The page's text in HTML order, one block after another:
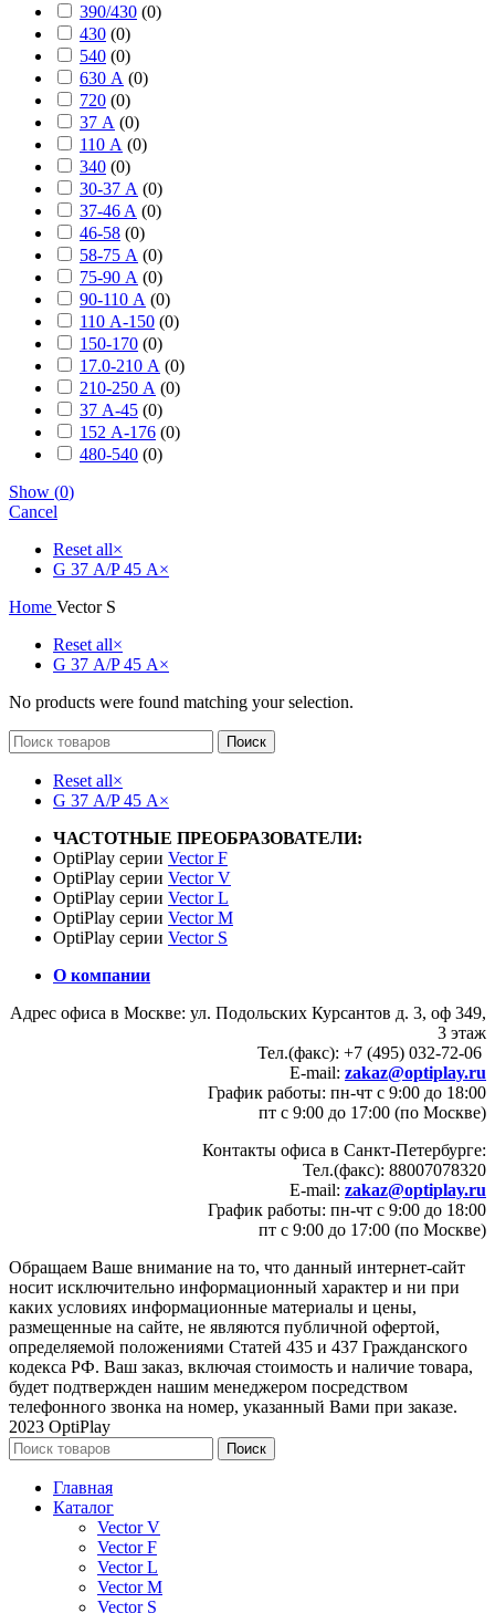
390/430 (0)
430 (0)
540 (0)
630 А (0)
720 (0)
37 А (0)
110 А (0)
340 (0)
30-37 А (0)
37-46 A (0)
46-58 (0)
58-75 А (0)
75-90 А (0)
90-110 А (0)
110 А-150 (0)
150-170 (0)
17.0-210 А (0)
210-250 А (0)
37 А-45 (0)
152 А-176 (0)
480-540 (0)
Show (0)
Cancel
Reset all×
G 37 А/P 45 А×
Home Vector S
Reset all×
G 37 А/P 45 А×
No products were found matching your selection.
Поиск
Reset all×
G 37 А/P 45 А×
ЧАСТОТНЫЕ ПРЕОБРАЗОВАТЕЛИ:
OptiPlay серии Vector F
OptiPlay серии Vector V
OptiPlay серии Vector L
OptiPlay серии Vector M
OptiPlay серии Vector S
О компании
Адрес офиса в Москве: ул. Подольских Курсантов д. 3, оф 349,
3 этаж
Тел.(факс): +7 (495) 032-72-06
E-mail: zakaz@optiplay.ru
График работы: пн-чт с 9:00 до 18:00
пт с 9:00 до 17:00 (по Москве)
Контакты офиса в Санкт-Петербурге:
Тел.(факс): 88007078320
E-mail: zakaz@optiplay.ru
График работы: пн-чт с 9:00 до 18:00
пт с 9:00 до 17:00 (по Москве)
Обращаем Ваше внимание на то, что данный интернет-сайт
носит исключительно информационный характер и ни при
каких условиях информационные материалы и цены,
размещенные на сайте, не являются публичной офертой,
определяемой положениями Статей 435 и 437 Гражданского
кодекса РФ. Ваш заказ, включая стоимость и наличие товара,
будет подтвержден нашим менеджером посредством
телефонного звонка на номер, указанный Вами при заказе.
2023 OptiPlay
Поиск
Главная
Каталог
Vector V
Vector F
Vector L
Vector M
Vector S